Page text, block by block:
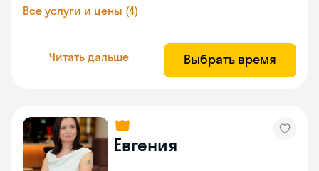
Все услуги и цены (4)
Читать дальше Выбрать время
Евгения